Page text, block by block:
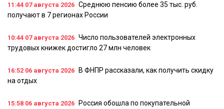
11:44 07 августа 2026 Среднюю пенсию более 35 тыс. руб.
получают в 7 регионах России
10:44 07 августа 2026 Число пользователей электронных
трудовых книжек достигло 27 млн человек
16:52 06 августа 2026
В ФНПР рассказали, как получить скидку
на отдых
15:58 06 августа 2026
Россия обошла по покупательной